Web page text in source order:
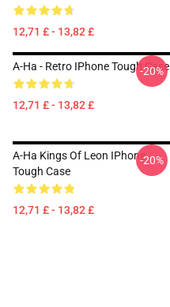
12,71 £ - 13,82 £
A-Ha - Retro IPhone Tough Case
12,71 £ - 13,82 £
-20%
A-Ha Kings Of Leon IPhone
Tough Case
12,71 £ - 13,82 £
-20%